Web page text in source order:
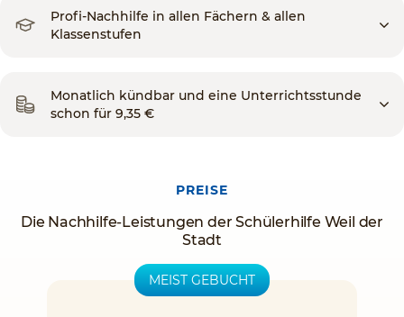
Profi-Nachhilfe in allen Fächern & allen
Klassenstufen
Monatlich kündbar und eine Unterrichtsstunde
schon für 9,35 €
PREISE
Die Nachhilfe-Leistungen der Schülerhilfe Weil der
Stadt
MEIST GEBUCHT